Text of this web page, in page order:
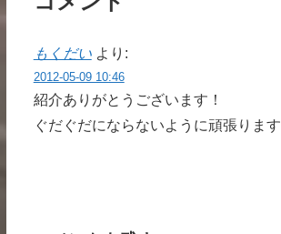
もくだい より:
2012-05-09 10:46
紹介ありがとうございます！
ぐだぐだにならないように頑張ります